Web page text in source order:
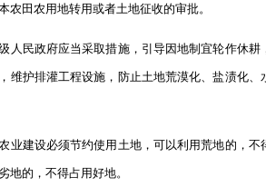
农田农用地转用或者土地征收的审批。
政府应当采取措施，引导因地制宜轮作休耕
维护排灌工程设施，防止土地荒漠化、盐渍化、
设必须节约使用土地，可以利用荒地的，不
地的，不得占用好地。